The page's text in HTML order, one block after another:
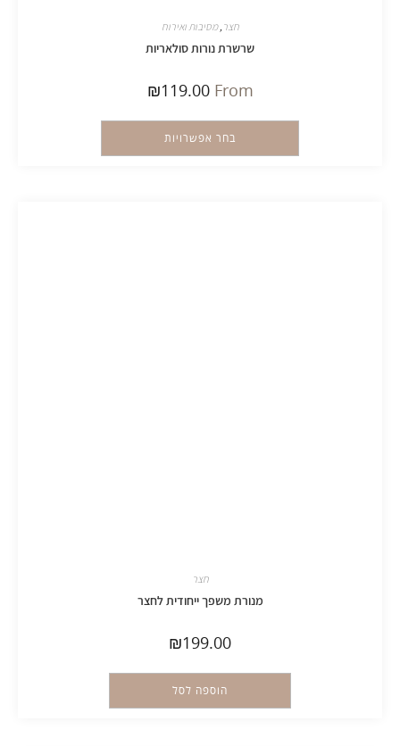
חצר ,מסיבות ואירוח
שרשרת נורות סולאריות
From
₪119.00
בחר אפשרויות
חצר
מנורת משפך ייחודית לחצר
₪199.00
הוספה לסל